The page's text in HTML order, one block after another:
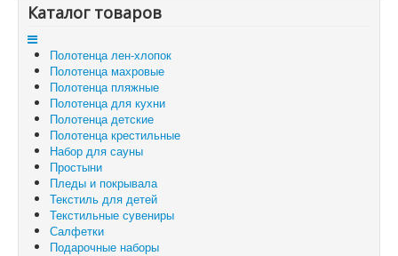
Каталог товаров
Полотенца лен-хлопок
Полотенца махровые
Полотенца пляжные
Полотенца для кухни
Полотенца детские
Полотенца крестильные
Набор для сауны
Простыни
Пледы и покрывала
Текстиль для детей
Текстильные сувениры
Салфетки
Подарочные наборы